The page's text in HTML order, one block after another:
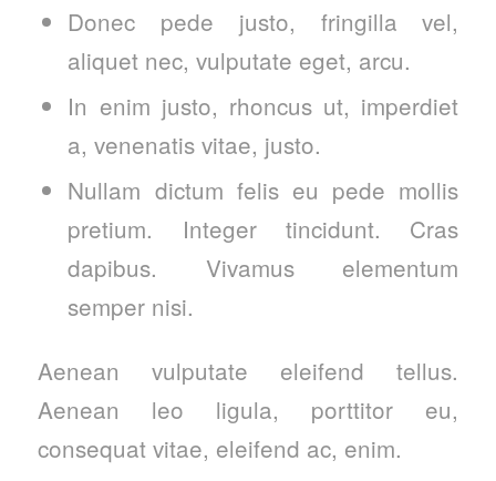
Donec pede justo, fringilla vel,
aliquet nec, vulputate eget, arcu.
In enim justo, rhoncus ut, imperdiet
a, venenatis vitae, justo.
Nullam dictum felis eu pede mollis
pretium. Integer tincidunt. Cras
dapibus. Vivamus elementum
semper nisi.
Aenean vulputate eleifend tellus.
Aenean leo ligula, porttitor eu,
consequat vitae, eleifend ac, enim.